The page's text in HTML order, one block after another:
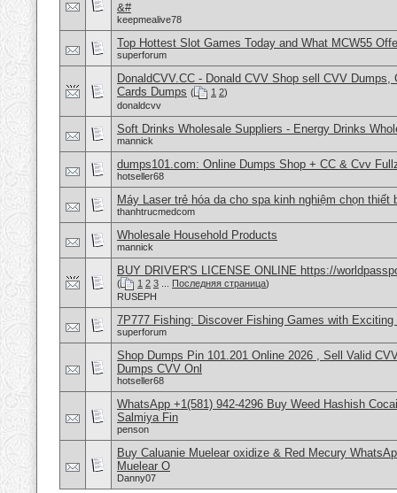
&#
keepmealive78
Top Hottest Slot Games Today and What MCW55
superforum
DonaldCVV.CC - Donald CVV Shop sell CVV Dumps,
Cards Dumps ( 1 2)
donaldcvv
Soft Drinks Wholesale Suppliers - Energy Drinks
mannick
dumps101.com: Online Dumps Shop + CC & Cvv
hotseller68
Máy Laser trẻ hóa da cho spa kinh nghiệm chọn thiết
thanhtrucmedcom
Wholesale Household Products
mannick
BUY DRIVER'S LICENSE ONLINE https://
( 1 2 3 Последняя страница)
RUSEPH
7P777 Fishing: Discover Fishing Games with
superforum
Shop Dumps Pin 101.201 Online 2026 , Sell Valid
Dumps CVV Onl
hotseller68
WhatsApp +1(581) 942-4296 Buy Weed Hashish
Salmiya Fin
penson
Buy Caluanie Muelear oxidize & Red Mecury
Muelear O
Danny07